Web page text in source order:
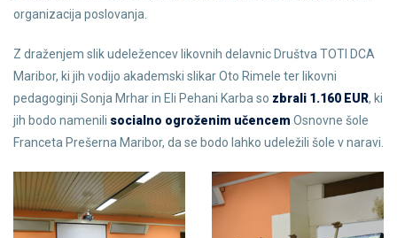
organizacija poslovanja.
Z draženjem slik udeležencev likovnih delavnic Društva TOTI DCA
Maribor, ki jih vodijo akademski slikar Oto Rimele ter likovni
pedagoginji Sonja Mrhar in Eli Pehani Karba so zbrali 1.160 EUR, ki
jih bodo namenili socialno ogroženim učencem Osnovne šole
Franceta Prešerna Maribor, da se bodo lahko udeležili šole v naravi.